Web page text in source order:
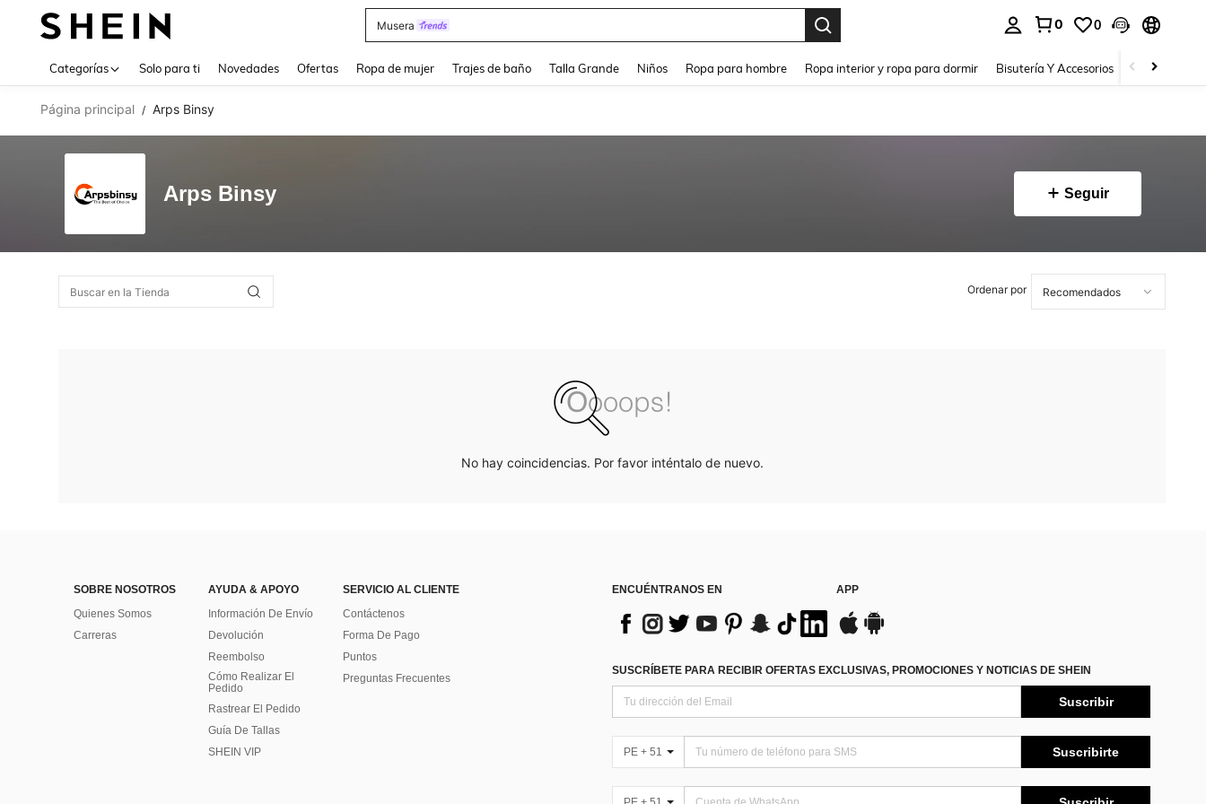
Musera
0 0
Categorías Solo para ti Novedades Ofertas Ropa de mujer Trajes de baño Talla Grande Niños Ropa para hombre Ropa interior y ropa para dormir Bisutería Y Accesorios Zapatos
Página principal / Arps Binsy
Arps Binsy Seguir
Ordenar por
No hay coincidencias. Por favor inténtalo de nuevo.
SOBRE NOSOTROS
Quienes Somos
Carreras
AYUDA & APOYO
Información De Envío
Devolución
Reembolso
Cómo Realizar El
Pedido
Rastrear El Pedido
Guía De Tallas
SHEIN VIP
SERVICIO AL CLIENTE
Contáctenos
Forma De Pago
Puntos
Preguntas Frecuentes
ENCUÉNTRANOS EN APP
SUSCRÍBETE PARA RECIBIR OFERTAS EXCLUSIVAS, PROMOCIONES Y NOTICIAS DE SHEIN
Suscribir
PE + 51 Suscribirte